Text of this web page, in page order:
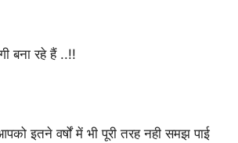
बना रहे हैं ..!!
इतने वर्षों में भी पूरी तरह नही समझ पाई